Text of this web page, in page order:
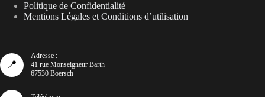
Politique de Confidentialité
Mentions Légales et Conditions d’utilisation
📍
Adresse :
41 rue Monseigneur Barth
67530 Boersch